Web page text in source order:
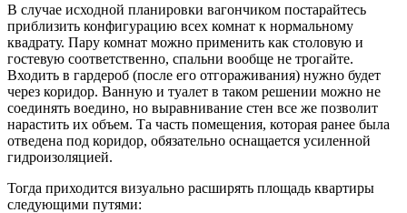
В случае исходной планировки вагончиком постарайтесь
приблизить конфигурацию всех комнат к нормальному
квадрату. Пару комнат можно применить как столовую и
гостевую соответственно, спальни вообще не трогайте.
Входить в гардероб (после его отгораживания) нужно будет
через коридор. Ванную и туалет в таком решении можно не
соединять воедино, но выравнивание стен все же позволит
нарастить их объем. Та часть помещения, которая ранее была
отведена под коридор, обязательно оснащается усиленной
гидроизоляцией.
Тогда приходится визуально расширять площадь квартиры
следующими путями: